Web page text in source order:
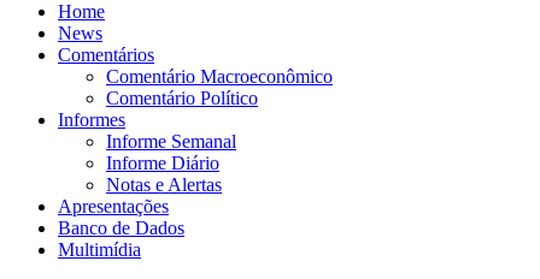
Home
News
Comentários
Comentário Macroeconômico
Comentário Político
Informes
Informe Semanal
Informe Diário
Notas e Alertas
Apresentações
Banco de Dados
Multimídia